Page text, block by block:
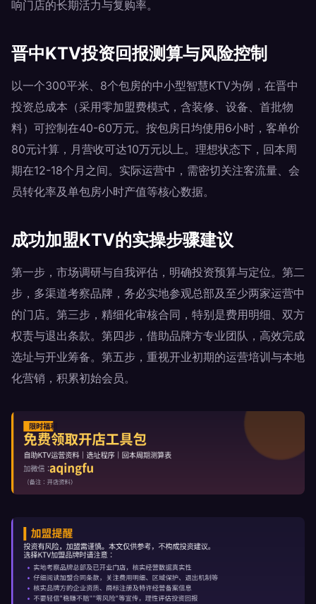
响门店的长期活力与复购率。
晋中KTV投资回报测算与风险控制
以一个300平米、8个包房的中小型智慧KTV为例，在晋中
投资总成本（采用零加盟费模式，含装修、设备、首批物
料）可控制在40-60万元。按包房日均使用6小时，客单价
80元计算，月营收可达10万元以上。理想状态下，回本周
期在12-18个月之间。实际运营中，需密切关注客流量、会
员转化率及单包房小时产值等核心数据。
成功加盟KTV的实操步骤建议
第一步，市场调研与自我评估，明确投资预算与定位。第二
步，多渠道考察品牌，务必实地参观总部及至少两家运营中
的门店。第三步，精细化审核合同，特别是费用明细、双方
权责与退出条款。第四步，借助品牌方专业团队，高效完成
选址与开业筹备。第五步，重视开业初期的运营培训与本地
化营销，积累初始会员。